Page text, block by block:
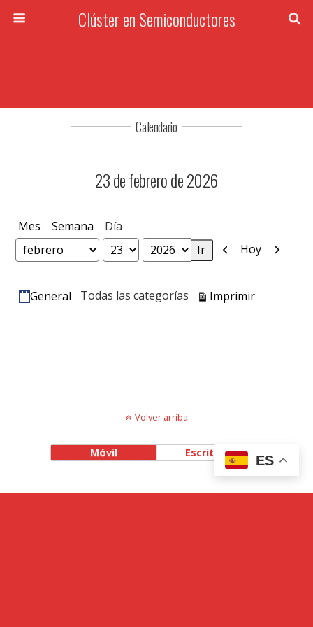
Clúster en Semiconductores
Calendario
23 de febrero de 2026
Mes Semana Día
Mes
Día
Año
Anterior
Hoy
Categorías
General Todas las categorías ImprimirVistas
Volver arriba
Móvil Escritorio
ES